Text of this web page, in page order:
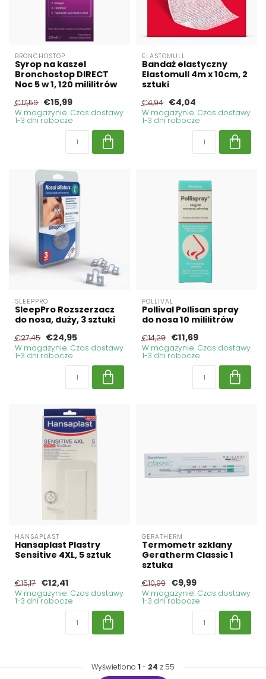
BRONCHOSTOP
Syrop na kaszel
Bronchostop DIRECT
Noc 5 w 1, 120 mililitrów
€17,59 €15,99
W magazynie. Czas dostawy
1-3 dni robocze
ELASTOMULL
Bandaż elastyczny
Elastomull 4m x 10cm, 2
sztuki
€4,94 €4,04
W magazynie. Czas dostawy
1-3 dni robocze
SLEEPPRO
SleepPro Rozszerzacz
do nosa, duży, 3 sztuki
€27,45 €24,95
W magazynie. Czas dostawy
1-3 dni robocze
POLLIVAL
Pollival Pollisan spray
do nosa 10 mililitrów
€14,29 €11,69
W magazynie. Czas dostawy
1-3 dni robocze
HANSAPLAST
Hansaplast Plastry
Sensitive 4XL, 5 sztuk
€15,17 €12,41
W magazynie. Czas dostawy
1-3 dni robocze
GERATHERM
Termometr szklany
Geratherm Classic 1
sztuka
€10,99 €9,99
W magazynie. Czas dostawy
1-3 dni robocze
Wyświetlono 1 - 24 z 55